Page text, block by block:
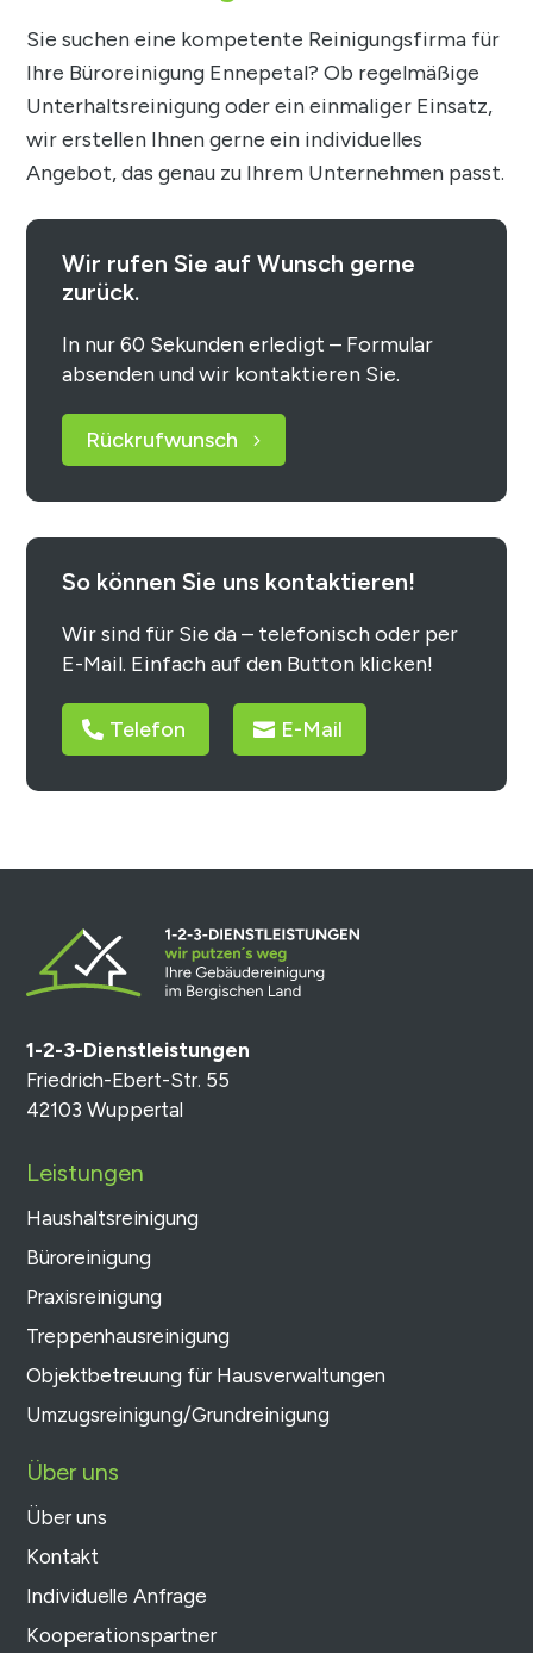
Sie suchen eine kompetente Reinigungsfirma für
Ihre Büroreinigung Ennepetal? Ob regelmäßige
Unterhaltsreinigung oder ein einmaliger Einsatz,
wir erstellen Ihnen gerne ein individuelles
Angebot, das genau zu Ihrem Unternehmen passt.
Wir rufen Sie auf Wunsch gerne
zurück.
In nur 60 Sekunden erledigt – Formular
absenden und wir kontaktieren Sie.
Rückrufwunsch
So können Sie uns kontaktieren!
Wir sind für Sie da – telefonisch oder per
E-Mail. Einfach auf den Button klicken!
Telefon E-Mail
1-2-3-Dienstleistungen
Friedrich-Ebert-Str. 55
42103 Wuppertal
Leistungen
Haushaltsreinigung
Büroreinigung
Praxisreinigung
Treppenhausreinigung
Objektbetreuung für Hausverwaltungen
Umzugsreinigung/Grundreinigung
Über uns
Über uns
Kontakt
Individuelle Anfrage
Kooperationspartner